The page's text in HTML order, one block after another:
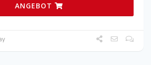
ANGEBOT